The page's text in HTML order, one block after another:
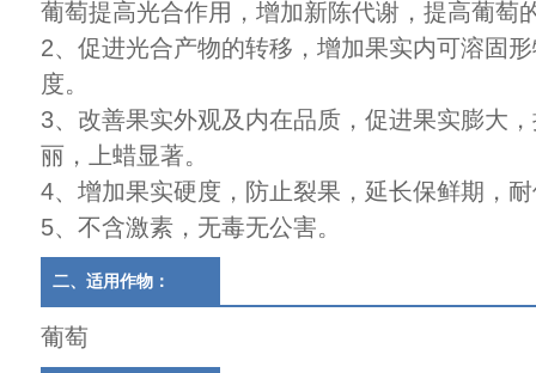
葡萄提高光合作用，增加新陈代谢，提高葡萄
2、促进光合产物的转移，增加果实内可溶固
度。
3、改善果实外观及内在品质，促进果实膨大
丽，上蜡显著。
4、增加果实硬度，防止裂果，延长保鲜期，
5、不含激素，无毒无公害。
二、适用作物：
葡萄